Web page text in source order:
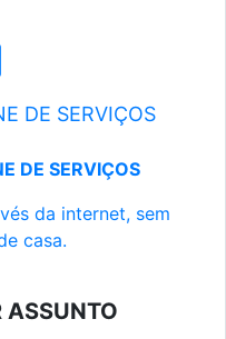
DE SERVIÇOS
DE SERVIÇOS
da internet, sem
casa.
ASSUNTO